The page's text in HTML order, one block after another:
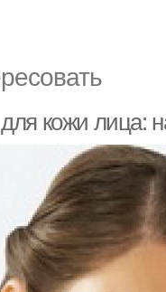
кожи лица: